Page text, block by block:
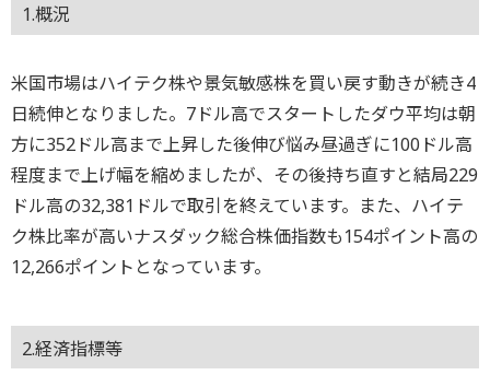
1.概況
米国市場はハイテク株や景気敏感株を買い戻す動きが続き4
日続伸となりました。7ドル高でスタートしたダウ平均は朝
方に352ドル高まで上昇した後伸び悩み昼過ぎに100ドル高
程度まで上げ幅を縮めましたが、その後持ち直すと結局229
ドル高の32,381ドルで取引を終えています。また、ハイテ
ク株比率が高いナスダック総合株価指数も154ポイント高の
12,266ポイントとなっています。
2.経済指標等